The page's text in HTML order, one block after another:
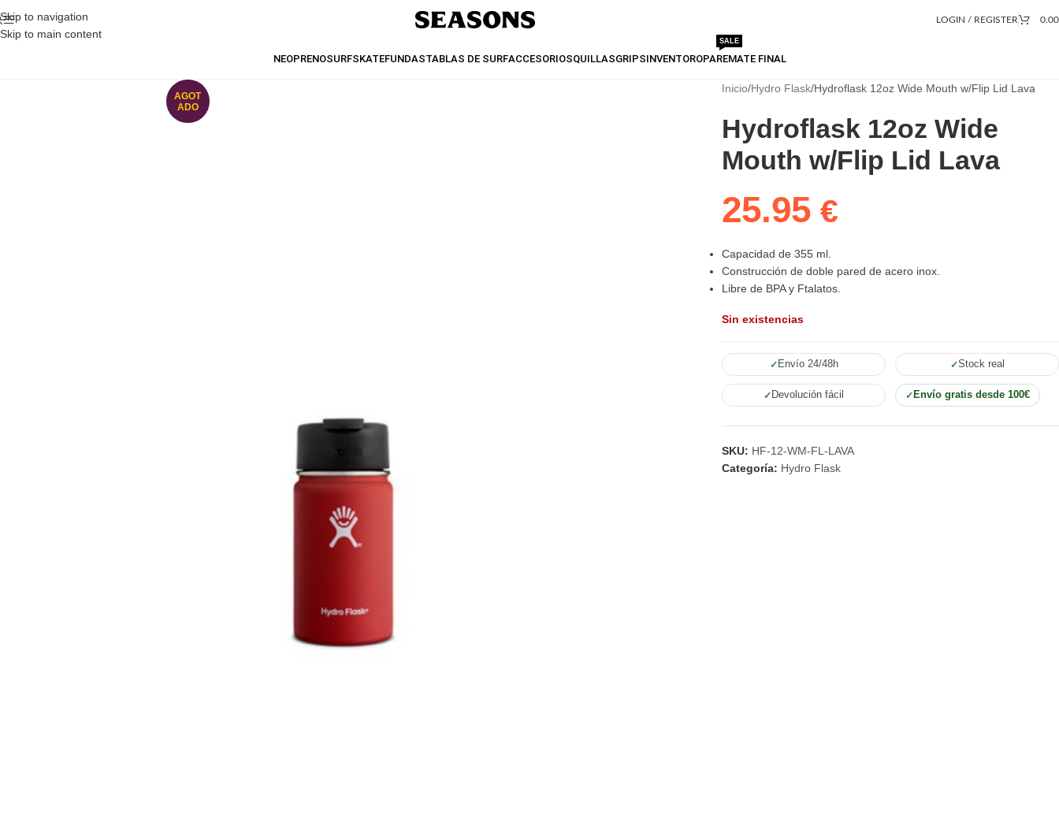
Skip to navigation
Skip to main content
LOGIN / REGISTER
NEOPRENOSURFSKATEFUNDASTABLAS DE SURFACCESORIOSQUILLASGRIPSINVENTOROPAREMATE FINAL
SALE
AGOT
ADO
Inicio Hydro Flask Hydroflask 12oz Wide Mouth w/Flip Lid Lava
Hydroflask 12oz Wide
Mouth w/Flip Lid Lava
25.95€
Capacidad de 355 ml.
Construcción de doble pared de acero inox.
Libre de BPA y Ftalatos.
Sin existencias
Envío 24/48h Stock real
Devolución fácil Envío gratis desde 100€
SKU: HF-12-WM-FL-LAVA
Categoría: Hydro Flask